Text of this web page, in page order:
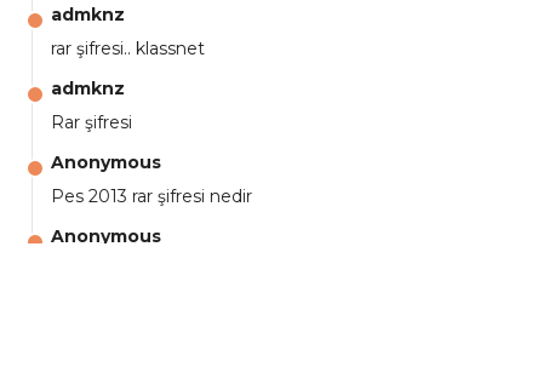
admknz
rar şifresi.. klassnet
admknz
Rar şifresi
Anonymous
Pes 2013 rar şifresi nedir
Anonymous